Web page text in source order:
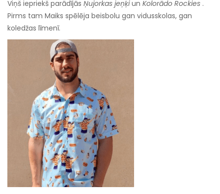
Viņš iepriekš parādījās Ņujorkas jeņķiun Kolorādo Rockies .
Pirms tam Maiks spēlēja beisbolu gan vidusskolas, gan
koledžas līmenī.